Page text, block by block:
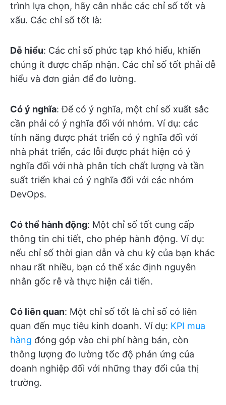
trình lựa chọn, hãy cân nhắc các chỉ số tốt và
xấu. Các chỉ số tốt là:
Dễ hiểu: Các chỉ số phức tạp khó hiểu, khiến
chúng ít được chấp nhận. Các chỉ số tốt phải dễ
hiểu và đơn giản để đo lường.
Có ý nghĩa: Để có ý nghĩa, một chỉ số xuất sắc
cần phải có ý nghĩa đối với nhóm. Ví dụ: các
tính năng được phát triển có ý nghĩa đối với
nhà phát triển, các lỗi được phát hiện có ý
nghĩa đối với nhà phân tích chất lượng và tần
suất triển khai có ý nghĩa đối với các nhóm
DevOps.
Có thể hành động: Một chỉ số tốt cung cấp
thông tin chi tiết, cho phép hành động. Ví dụ:
nếu chỉ số thời gian dẫn và chu kỳ của bạn khác
nhau rất nhiều, bạn có thể xác định nguyên
nhân gốc rễ và thực hiện cải tiến.
Có liên quan: Một chỉ số tốt là chỉ số có liên
quan đến mục tiêu kinh doanh. Ví dụ: KPI mua
hàng đóng góp vào chi phí hàng bán, còn
thông lượng đo lường tốc độ phản ứng của
doanh nghiệp đối với những thay đổi của thị
trường.